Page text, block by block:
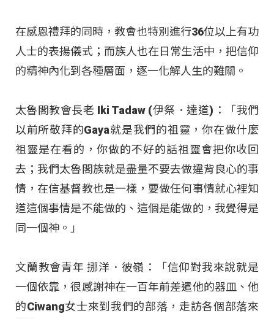
在感恩禮拜的同時，教會也特別進行36位以上有功
人士的表揚儀式；而族人也在日常生活中，把信仰
的精神內化到各種層面，逐一化解人生的難關。
太魯閣教會長老 Iki Tadaw (伊祭．達道)：「我們
以前所敬拜的Gaya就是我們的祖靈，你在做什麼
祖靈是在看的，你做的不好的話祖靈會把你收回
去；我們太魯閣族就是盡量不要去做違背良心的事
情，在信基督教也是一樣，要做任何事情就心裡知
道這個事情是不能做的、這個是能做的，我覺得是
同一個神。」
文蘭教會青年 挪洋．彼嶺：「信仰對我來說就是
一個依靠，很感謝神在一百年前差遣他的器皿、他
的Ciwang女士來到我們的部落，走訪各個部落來